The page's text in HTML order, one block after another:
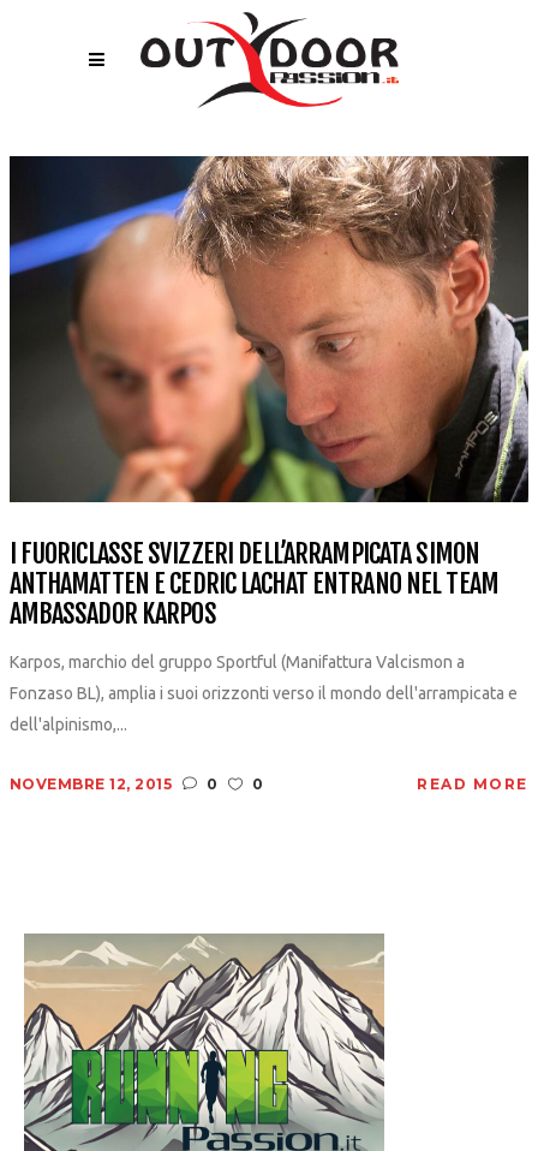
I FUORICLASSE SVIZZERI DELL’ARRAMPICATA SIMON
ANTHAMATTEN E CEDRIC LACHAT ENTRANO NEL TEAM
AMBASSADOR KARPOS
Karpos, marchio del gruppo Sportful (Manifattura Valcismon a
Fonzaso BL), amplia i suoi orizzonti verso il mondo dell'arrampicata e
dell'alpinismo,...
NOVEMBRE 12, 2015 0 0 READ MORE